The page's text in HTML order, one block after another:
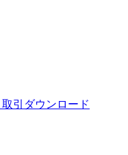
取引 ダウンロード